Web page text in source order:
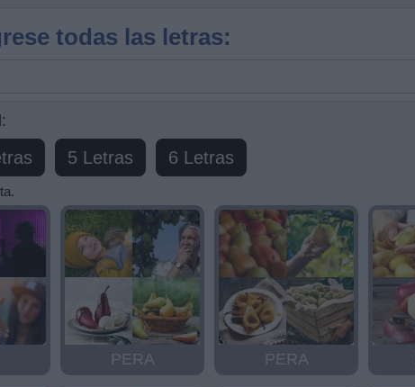
todas las letras:
5 Letras 6 Letras
PERA PERA